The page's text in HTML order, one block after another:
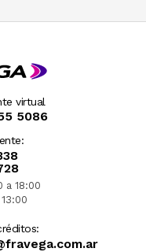
a 18:00
virtual
5086